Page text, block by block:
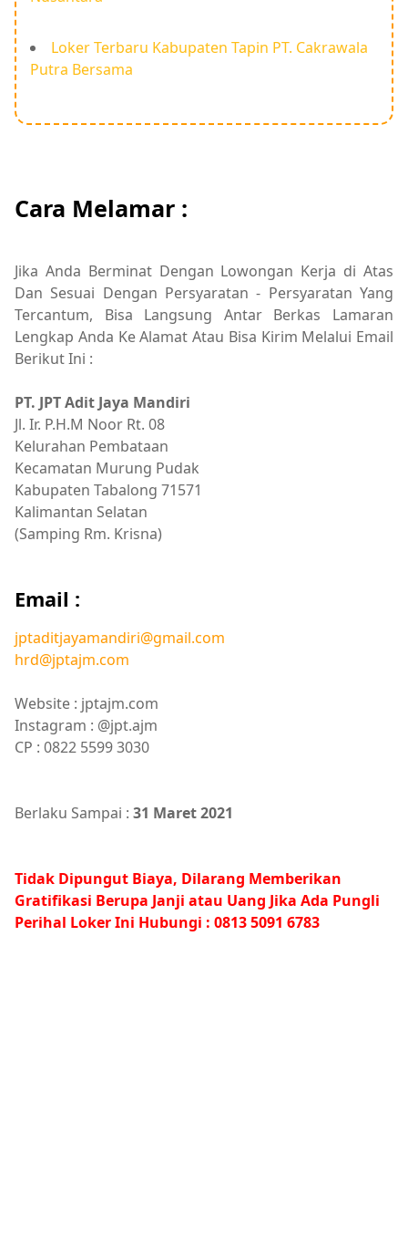
Loker Terbaru Kabupaten Tapin PT. Cakrawala
Putra Bersama
Cara Melamar :
Jika Anda Berminat Dengan Lowongan Kerja di Atas
Dan Sesuai Dengan Persyaratan - Persyaratan Yang
Tercantum, Bisa Langsung Antar Berkas Lamaran
Lengkap Anda Ke Alamat Atau Bisa Kirim Melalui Email
Berikut Ini :
PT. JPT Adit Jaya Mandiri
Jl. Ir. P.H.M Noor Rt. 08
Kelurahan Pembataan
Kecamatan Murung Pudak
Kabupaten Tabalong 71571
Kalimantan Selatan
(Samping Rm. Krisna)
Email :
jptaditjayamandiri@gmail.com
hrd@jptajm.com
Website : jptajm.com
Instagram : @jpt.ajm
CP : 0822 5599 3030
Berlaku Sampai : 31 Maret 2021
Tidak Dipungut Biaya, Dilarang Memberikan
Gratifikasi Berupa Janji atau Uang Jika Ada Pungli
Perihal Loker Ini Hubungi : 0813 5091 6783